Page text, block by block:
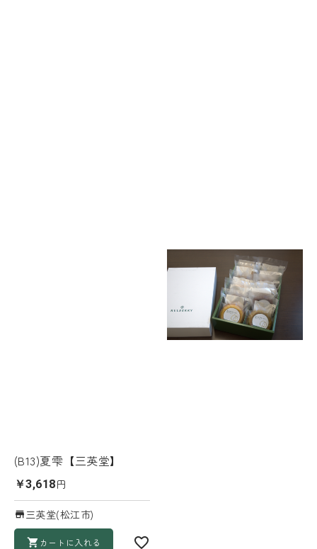
(B13)夏雫【三英堂】
￥3,618円
三英堂(松江市)
カートに入れる